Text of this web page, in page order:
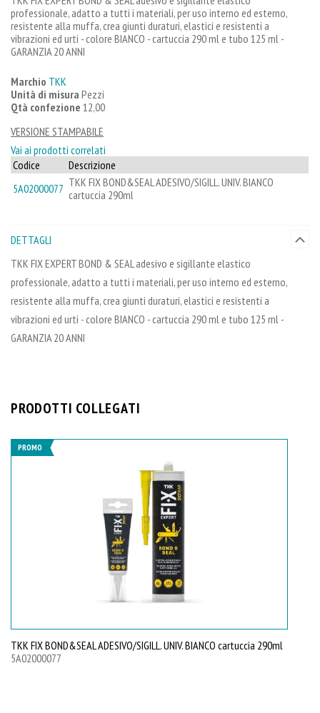
professionale, adatto a tutti i materiali, per uso interno ed esterno,
resistente alla muffa, crea giunti duraturi, elastici e resistenti a
vibrazioni ed urti - colore BIANCO - cartuccia 290 ml e tubo 125 ml -
GARANZIA 20 ANNI
Marchio TKK
Unità di misura Pezzi
Qtà confezione 12,00
VERSIONE STAMPABILE
Vai ai prodotti correlati
Codice
Descrizione
5A02000077 TKK FIX BOND&SEAL ADESIVO/SIGILL. UNIV. BIANCO
cartuccia 290ml
DETTAGLI
TKK FIX EXPERT BOND & SEAL adesivo e sigillante elastico
professionale, adatto a tutti i materiali, per uso interno ed esterno,
resistente alla muffa, crea giunti duraturi, elastici e resistenti a
vibrazioni ed urti - colore BIANCO - cartuccia 290 ml e tubo 125 ml -
GARANZIA 20 ANNI
PRODOTTI COLLEGATI
PROMO
TKK FIX BOND&SEAL ADESIVO/SIGILL. UNIV. BIANCO cartuccia 290ml
5A02000077